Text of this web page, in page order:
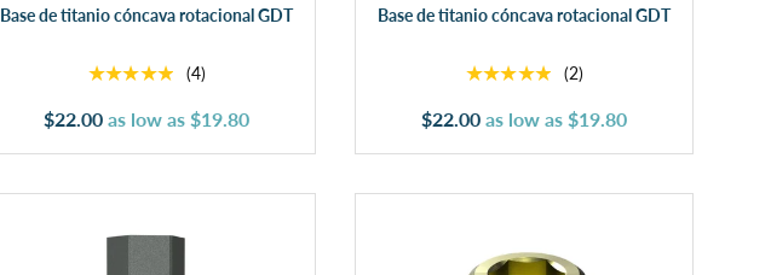
Base de titanio cóncava rotacional GDT
★★★★★ (4)
$22.00 as low as $19.80
Base de titanio cóncava rotacional GDT
★★★★★ (2)
$22.00 as low as $19.80